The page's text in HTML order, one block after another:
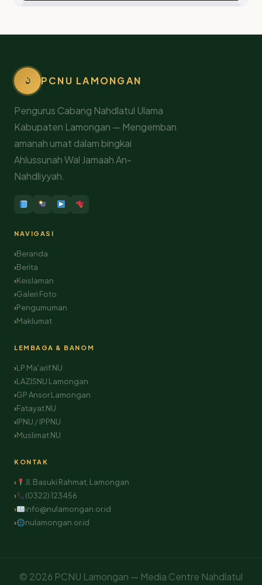
ن PCNU LAMONGAN
Pengurus Cabang Nahdlatul Ulama
Kabupaten Lamongan — Mengemban
amanah umat dalam bingkai
Ahlussunah Wal Jamaah An-
Nahdliyyah.
NAVIGASI
Beranda
Berita
Keislaman
Galeri Foto
Pengumuman
Maklumat
LEMBAGA & BANOM
LP Ma'arif NU
LAZISNU Lamongan
GP Ansor Lamongan
Fatayat NU
IPNU / IPPNU
Muslimat NU
KONTAK
Jl. Basuki Rahmat, Lamongan
(0322) 123456
info@nulamongan.or.id
nulamongan.or.id
© 2026 PCNU Lamongan — Media Centre Nahdlatul